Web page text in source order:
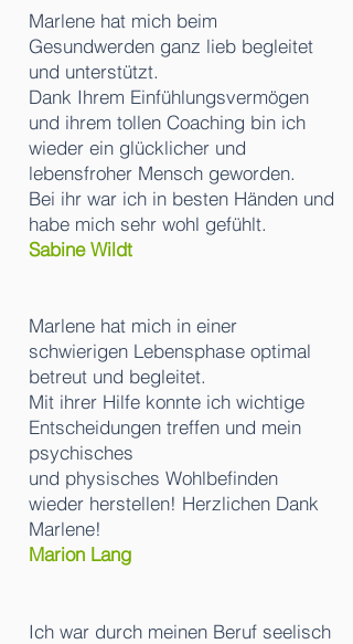
Marlene hat mich beim
Gesundwerden ganz lieb begleitet
und unterstützt.
Dank Ihrem Einfühlungsvermögen
und ihrem tollen Coaching bin ich
wieder ein glücklicher und
lebensfroher Mensch geworden.
Bei ihr war ich in besten Händen und
habe mich sehr wohl gefühlt.
Sabine Wildt
Marlene hat mich in einer
schwierigen Lebensphase optimal
betreut und begleitet.
Mit ihrer Hilfe konnte ich wichtige
Entscheidungen treffen und mein
psychisches
und physisches Wohlbefinden
wieder herstellen! Herzlichen Dank
Marlene!
Marion Lang
Ich war durch meinen Beruf seelisch